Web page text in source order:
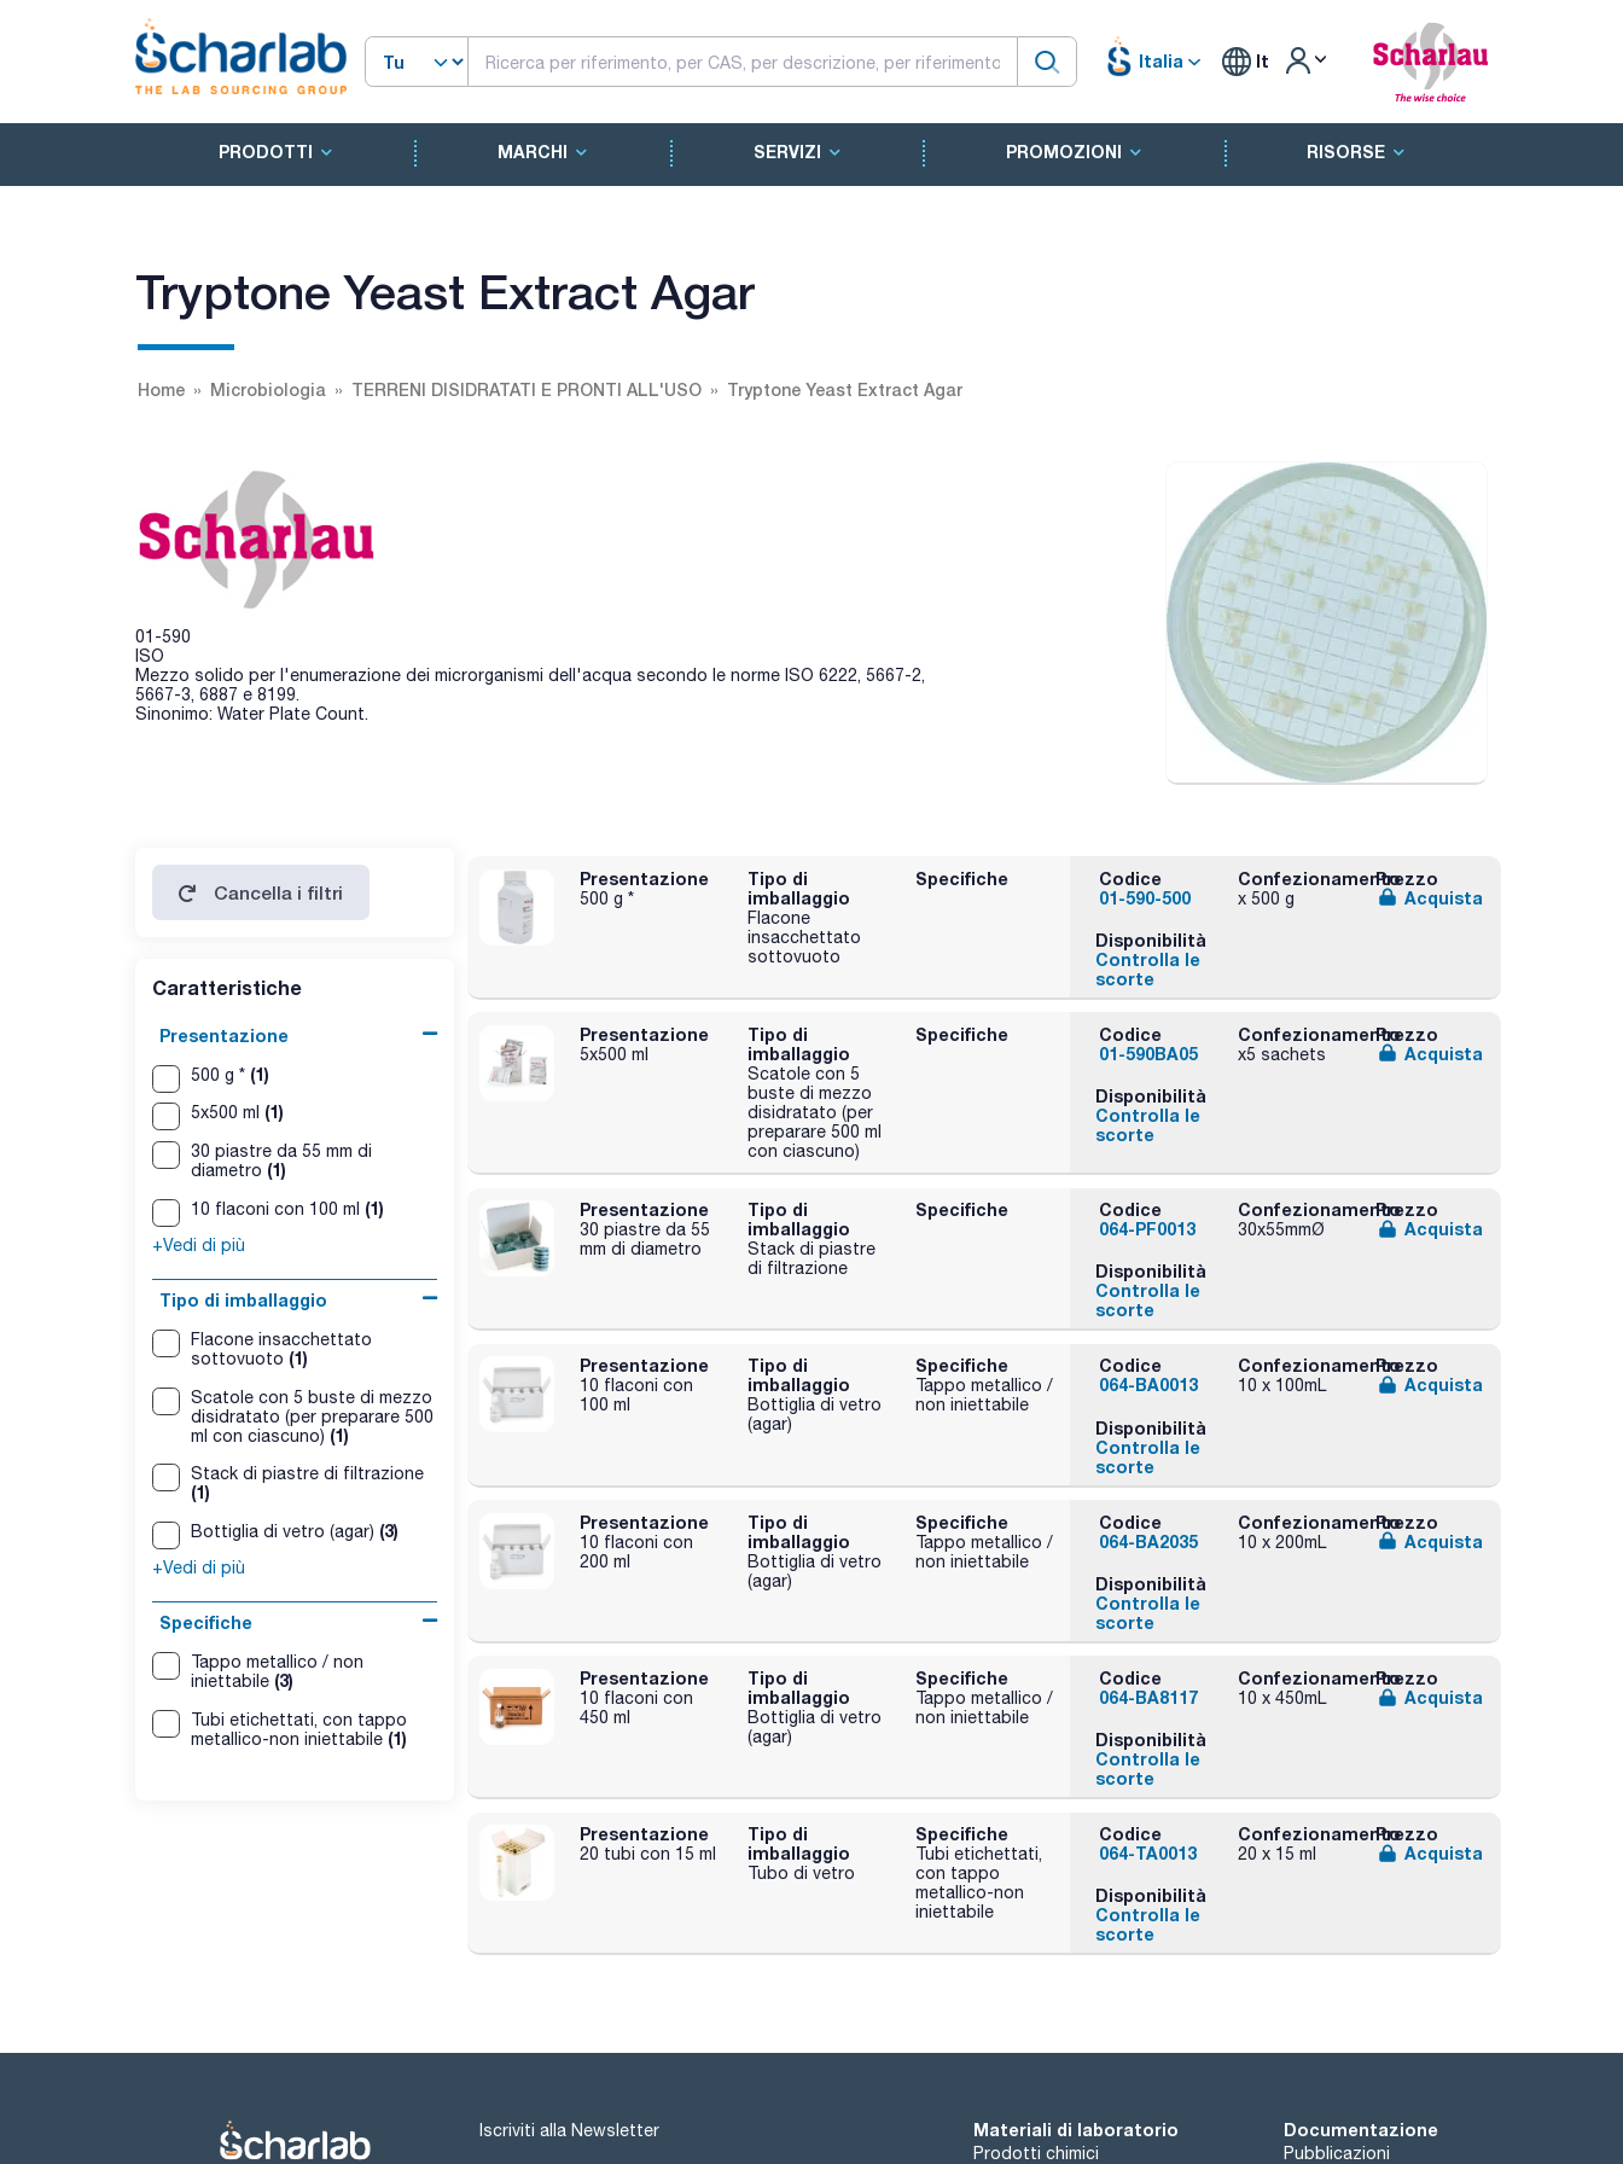
Italia It
PRODOTTI MARCHI SERVIZI PROMOZIONI RISORSE
Tryptone Yeast Extract Agar
Home Microbiologia TERRENI DISIDRATATI E PRONTI ALL'USO Tryptone Yeast Extract Agar
01-590
ISO
Mezzo solido per l'enumerazione dei microrganismi dell'acqua secondo le norme ISO 6222, 5667-2,
5667-3, 6887 e 8199.
Sinonimo: Water Plate Count.
Cancella i filtri
Caratteristiche
Presentazione
500 g * (1)
5x500 ml (1)
30 piastre da 55 mm di
diametro (1)
10 flaconi con 100 ml (1)
+Vedi di più
Tipo di imballaggio
Flacone insacchettato
sottovuoto (1)
Scatole con 5 buste di mezzo
disidratato (per preparare 500
ml con ciascuno) (1)
Stack di piastre di filtrazione
(1)
Bottiglia di vetro (agar) (3)
+Vedi di più
Specifiche
Tappo metallico / non
iniettabile (3)
Tubi etichettati, con tappo
metallico-non iniettabile (1)
Presentazione
500 g *
Tipo di
imballaggio
Flacone
insacchettato
sottovuoto
Specifiche
Codice
01-590-500
Confezionamento
x 500 g
Prezzo
Acquista
Disponibilità
Controlla le
scorte
Presentazione
5x500 ml
Tipo di
imballaggio
Scatole con 5
buste di mezzo
disidratato (per
preparare 500 ml
con ciascuno)
Specifiche
Codice
01-590BA05
Confezionamento
x5 sachets
Prezzo
Acquista
Disponibilità
Controlla le
scorte
Presentazione
30 piastre da 55
mm di diametro
Tipo di
imballaggio
Stack di piastre
di filtrazione
Specifiche
Codice
064-PF0013
Confezionamento
30x55mmØ
Prezzo
Acquista
Disponibilità
Controlla le
scorte
Presentazione
10 flaconi con
100 ml
Tipo di
imballaggio
Bottiglia di vetro
(agar)
Specifiche
Tappo metallico /
non iniettabile
Codice
064-BA0013
Confezionamento
10 x 100mL
Prezzo
Acquista
Disponibilità
Controlla le
scorte
Presentazione
10 flaconi con
200 ml
Tipo di
imballaggio
Bottiglia di vetro
(agar)
Specifiche
Tappo metallico /
non iniettabile
Codice
064-BA2035
Confezionamento
10 x 200mL
Prezzo
Acquista
Disponibilità
Controlla le
scorte
Presentazione
10 flaconi con
450 ml
Tipo di
imballaggio
Bottiglia di vetro
(agar)
Specifiche
Tappo metallico /
non iniettabile
Codice
064-BA8117
Confezionamento
10 x 450mL
Prezzo
Acquista
Disponibilità
Controlla le
scorte
Presentazione
20 tubi con 15 ml
Tipo di
imballaggio
Tubo di vetro
Specifiche
Tubi etichettati,
con tappo
metallico-non
iniettabile
Codice
064-TA0013
Confezionamento
20 x 15 ml
Prezzo
Acquista
Disponibilità
Controlla le
scorte
Iscriviti alla Newsletter Materiali di laboratorio
Prodotti chimici
Documentazione
Pubblicazioni